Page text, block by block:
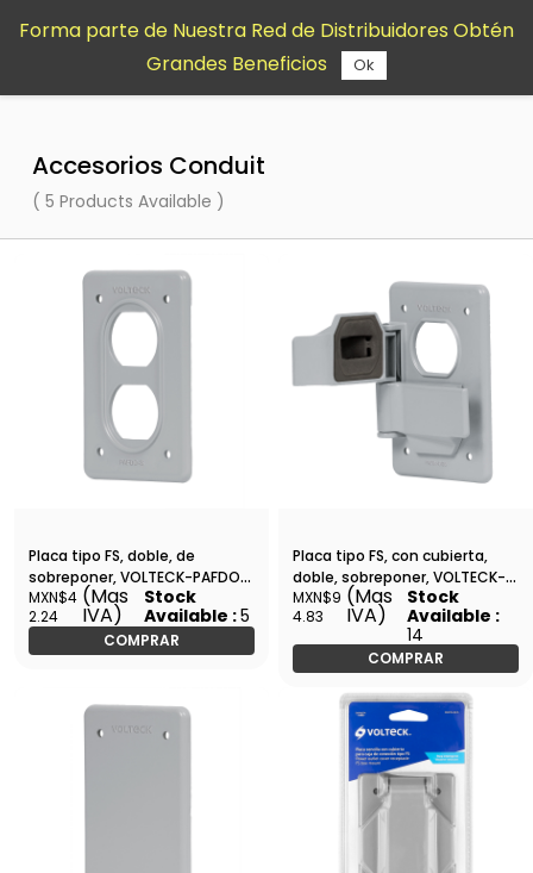
contenido
Accesorios Conduit
( 5 Products Available )
Placa tipo FS, doble, de
sobreponer, VOLTECK-PAFDO-
S / 46430
MXN$4
2.24
(Mas
IVA)
Stock
Available :5
COMPRAR
Placa tipo FS, con cubierta,
doble, sobreponer, VOLTECK-
PAFIN-DOS / 46433
MXN$9
4.83
(Mas
IVA)
Stock
Available :
14
COMPRAR
Forma parte de Nuestra Red de Distribuidores Obtén
Grandes Beneficios
Ok